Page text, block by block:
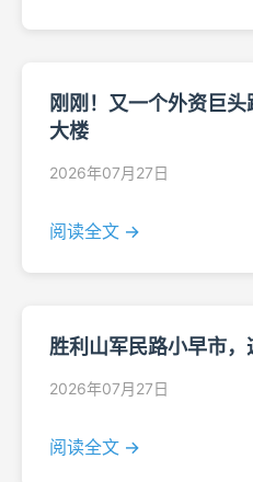
刚刚！又一个外资巨
大楼
2026年07月27日
阅读全文 →
胜利山军民路小早市，
2026年07月27日
阅读全文 →